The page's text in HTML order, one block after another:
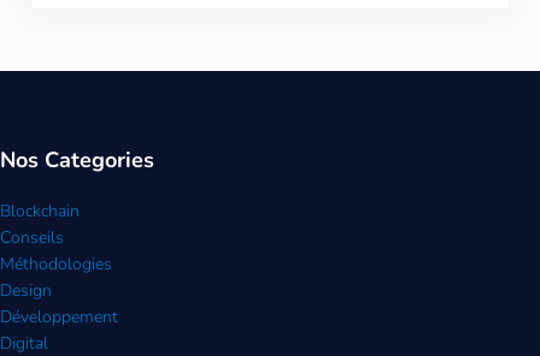
Nos Categories
Blockchain
Conseils
Méthodologies
Design
Développement
Digital